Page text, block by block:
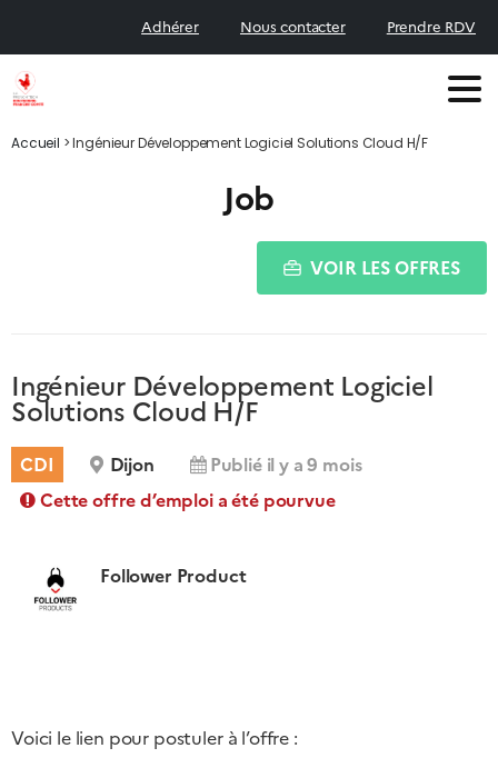
Adhérer Nous contacter Prendre RDV
Accueil >Ingénieur Développement Logiciel Solutions Cloud H/F
Job
VOIR LES OFFRES
Ingénieur Développement Logiciel
Solutions Cloud H/F
CDI Dijon
Publié il y a 9 mois
Cette offre d’emploi a été pourvue
Follower Product
Voici le lien pour postuler à l’offre :